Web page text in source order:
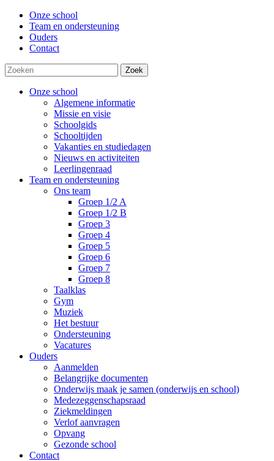
Onze school
Team en ondersteuning
Ouders
Contact
Zoek
Onze school
Algemene informatie
Missie en visie
Schoolgids
Schooltijden
Vakanties en studiedagen
Nieuws en activiteiten
Leerlingenraad
Team en ondersteuning
Ons team
Groep 1/2 A
Groep 1/2 B
Groep 3
Groep 4
Groep 5
Groep 6
Groep 7
Groep 8
Taalklas
Gym
Muziek
Het bestuur
Ondersteuning
Vacatures
Ouders
Aanmelden
Belangrijke documenten
Onderwijs maak je samen (onderwijs en school)
Medezeggenschapsraad
Ziekmeldingen
Verlof aanvragen
Opvang
Gezonde school
Contact